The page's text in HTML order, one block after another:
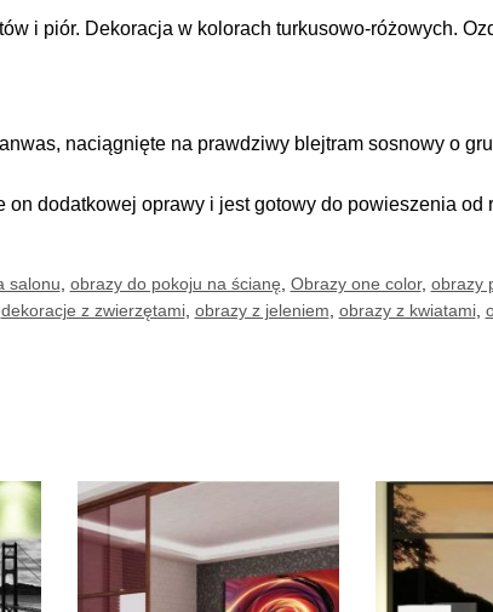
i piór. Dekoracja w kolorach turkusowo-różowych.
naciągnięte na prawdziwy blejtram sosnowy o
dodatkowej oprawy i jest gotowy do powieszenia od
salonu obrazy do pokoju na ścianę Obrazy one color, obrazy
dekoracje z zwierzętami, obrazy z jeleniem obrazy z kwiatami,